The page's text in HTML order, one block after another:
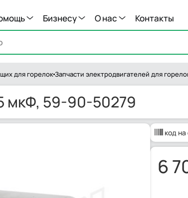
Бизнесу О нас Контакты
для горелокЗапчасти электродвигателей для
мкФ, 59-90-50279
код на
6